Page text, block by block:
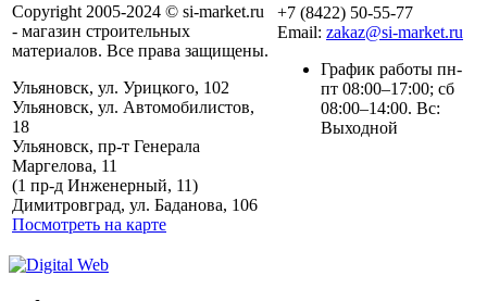
Copyright 2005-2024 © si-market.ru
- магазин строительных
материалов. Все права защищены.
Ульяновск, ул. Урицкого, 102
Ульяновск, ул. Автомобилистов,
18
Ульяновск, пр-т Генерала
Маргелова, 11
(1 пр-д Инженерный, 11)
Димитровград, ул. Баданова, 106
Посмотреть на карте
+7 (8422) 50-55-77
Email: zakaz@si-market.ru
График работы пн-
пт 08:00–17:00; сб
08:00–14:00. Вс:
Выходной